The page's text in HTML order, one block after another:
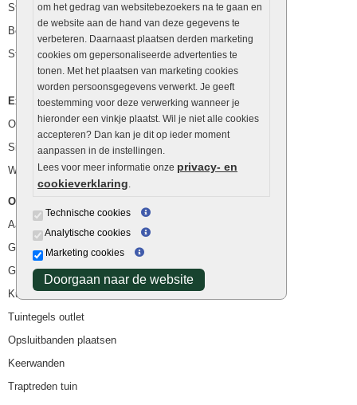
om het gedrag van websitebezoekers na te gaan en
de website aan de hand van deze gegevens te
verbeteren. Daarnaast plaatsen derden marketing
cookies om gepersonaliseerde advertenties te
tonen. Met het plaatsen van marketing cookies
worden persoonsgegevens verwerkt. Je geeft
toestemming voor deze verwerking wanneer je
hieronder een vinkje plaatst. Wil je niet alle cookies
accepteren? Dan kan je dit op ieder moment
aanpassen in de instellingen.
Lees voor meer informatie onze privacy- en
cookieverklaring.
Technische cookies
Analytische cookies
Marketing cookies
Doorgaan naar de website
Stapelblokken
Betonblokken
Stapelstenen
Extra benodigdheden
Ophoogzand
Siergrind en siersplit
Waterafvoer
Overig
Aanbiedingen
Goedkope bestrating
Goedkope tuintegels
Kunstgras
Tuintegels outlet
Opsluitbanden plaatsen
Keerwanden
Traptreden tuin